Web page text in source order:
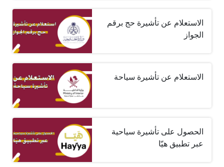
الاستعلام عن تأشيرة حج برقم
الجواز
الاستعلام عن تأشيرة سياحة
الحصول على تأشيرة سياحية
عبر تطبيق هيّا